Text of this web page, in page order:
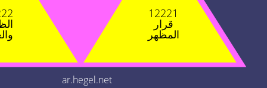
12221
قرار
المظهر
ar.hegel.net